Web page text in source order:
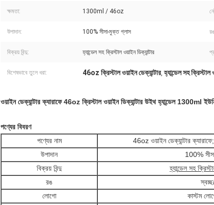
ক্ষমতা: 1300ml / 46oz
উপাদান: 100% সীসা-মুক্ত গ্লাস
বিক্রয় বিন্দু: হ্যান্ডেল সহ ক্রিস্টাল ওয়াইন ডিক্যান্টার
বিশেষভাবে তুলে ধরা: 46oz ক্রিস্টাল ওয়াইন ডেক্যান্টার,হ্যান্ডেল সহ ক্রিস্টাল
ওয়াইন ডেক্যান্টার ক্যারাফে 46oz ক্রিস্টাল ওয়াইন ডিক্যান্টার উইথ হ্যান্ডেল 1300ml
পণ্যের বিবরণ
পণ্যের নাম
46oz ওয়াইন ডেক্যান্টার
উপাদান
100%
বিক্রয় বিন্দু
হ্যান্ডেল সহ
রঙ
লোগো
কাস্টম